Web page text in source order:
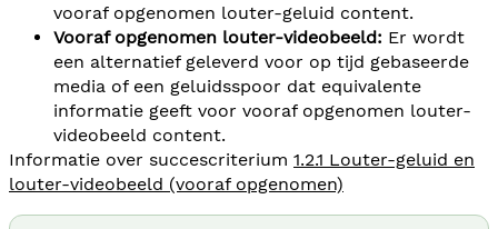
vooraf opgenomen louter-geluid content.
Vooraf opgenomen louter-videobeeld: Er wordt
een alternatief geleverd voor op tijd gebaseerde
media of een geluidsspoor dat equivalente
informatie geeft voor vooraf opgenomen louter-
videobeeld content.
Informatie over succescriterium 1.2.1 Louter-geluid en
louter-videobeeld (vooraf opgenomen)